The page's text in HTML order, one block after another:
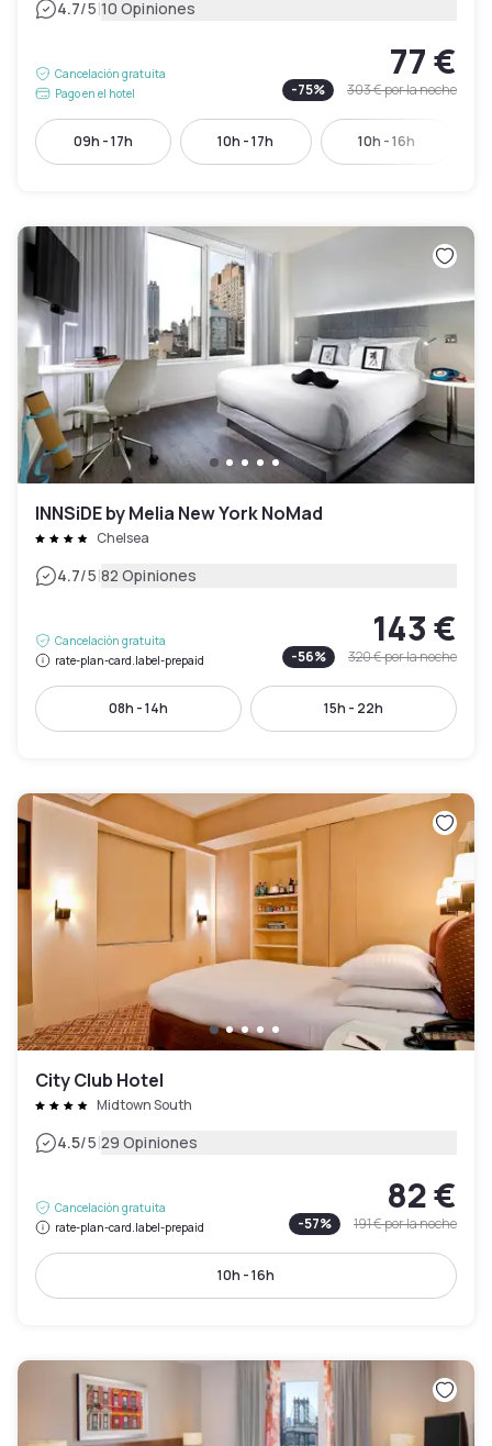
4.7/5|10 Opiniones
Cancelación gratuita
Pago en el hotel
77 €
-75% 303 €por la noche
09h - 17h 10h - 17h 10h - 16h
INNSiDE by Melia New York NoMad
Chelsea
4.7/5|82 Opiniones
Cancelación gratuita
rate-plan-card.label-prepaid
143 €
-56% 320 €por la noche
08h - 14h 15h - 22h
City Club Hotel
Midtown South
4.5/5|29 Opiniones
Cancelación gratuita
rate-plan-card.label-prepaid
82 €
-57% 191 €por la noche
10h - 16h